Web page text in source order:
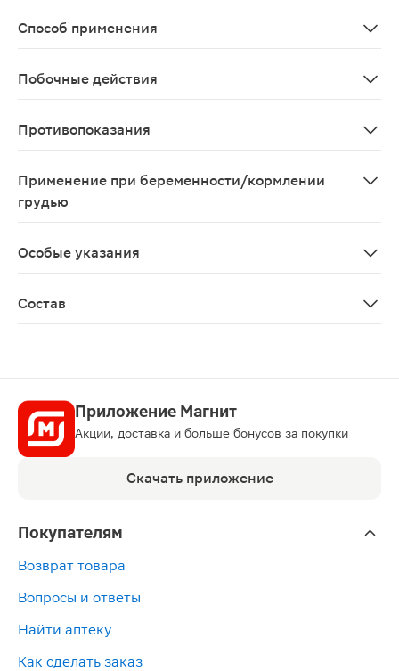
Способ применения
Побочные действия
Противопоказания
Применение при беременности/кормлении
грудью
Особые указания
Состав
Приложение Магнит
Акции, доставка и больше бонусов за покупки
Скачать приложение
Покупателям
Возврат товара
Вопросы и ответы
Найти аптеку
Как сделать заказ